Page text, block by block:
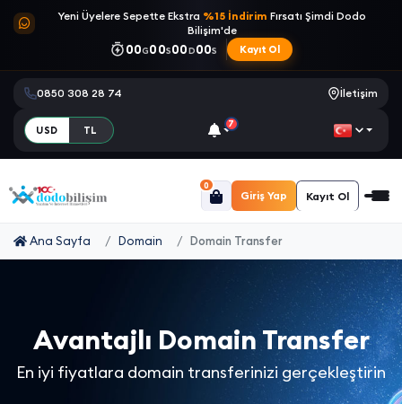
Yeni Üyelere Sepette Ekstra %15 İndirim Fırsatı Şimdi Dodo
Bilişim'de
00G00S00D00S Kayıt Ol
0850 308 28 74 İletişim
USD TL
7
0
Giriş Yap Kayıt Ol
Ana Sayfa Domain Domain Transfer
Avantajlı Domain Transfer
En iyi fiyatlara domain transferinizi gerçekleştirin